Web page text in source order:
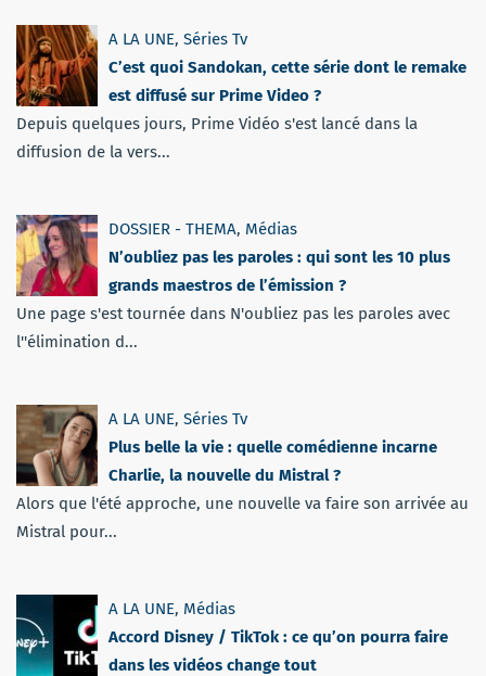
A LA UNE, Séries Tv
C’est quoi Sandokan, cette série dont le remake
est diffusé sur Prime Video ?
Depuis quelques jours, Prime Vidéo s'est lancé dans la
diffusion de la vers...
DOSSIER - THEMA, Médias
N’oubliez pas les paroles : qui sont les 10 plus
grands maestros de l’émission ?
Une page s'est tournée dans N'oubliez pas les paroles avec
l''élimination d...
A LA UNE, Séries Tv
Plus belle la vie : quelle comédienne incarne
Charlie, la nouvelle du Mistral ?
Alors que l'été approche, une nouvelle va faire son arrivée au
Mistral pour...
A LA UNE, Médias
Accord Disney / TikTok : ce qu’on pourra faire
dans les vidéos change tout